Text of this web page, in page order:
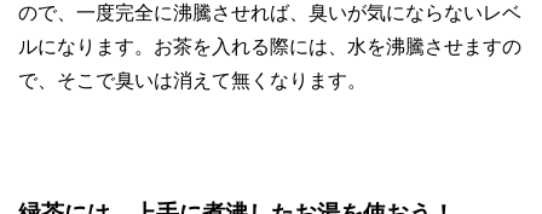
ので、一度完全に沸騰させれば、臭いが気にならないレベ
ルになります。お茶を入れる際には、水を沸騰させますの
で、そこで臭いは消えて無くなります。